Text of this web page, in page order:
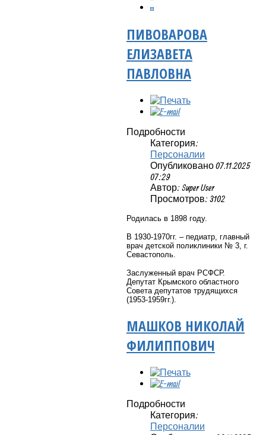
ПИВОВАРОВА
ЕЛИЗАВЕТА
ПАВЛОВНА
Подробности
Категория:
Персоналии
Опубликовано 07.11.2025
07:29
Автор: Super User
Просмотров: 3102
Родилась в 1898 году.
В 1930-1970гг. – педиатр, главный
врач детской поликлиники № 3, г.
Севастополь.
Заслуженный врач РСФСР.
Депутат Крымского областного
Совета депутатов трудящихся
(1953-1959гг.).
МАШКОВ НИКОЛАЙ
ФИЛИППОВИЧ
Подробности
Категория:
Персоналии